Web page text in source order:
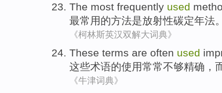
The most frequently used
最常用的方法是放射性碳定年法
《柯林斯英汉双解大词典》
These terms are often used
这些术语的使用常常不够精确 ，
《牛津词典》